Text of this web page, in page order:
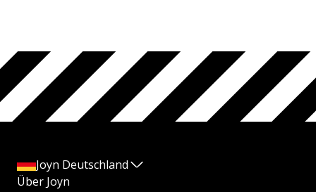
Joyn Deutschland
Über Joyn